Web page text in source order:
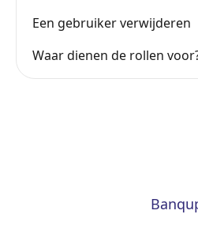
Een gebruiker verwijderen
Waar dienen de rollen